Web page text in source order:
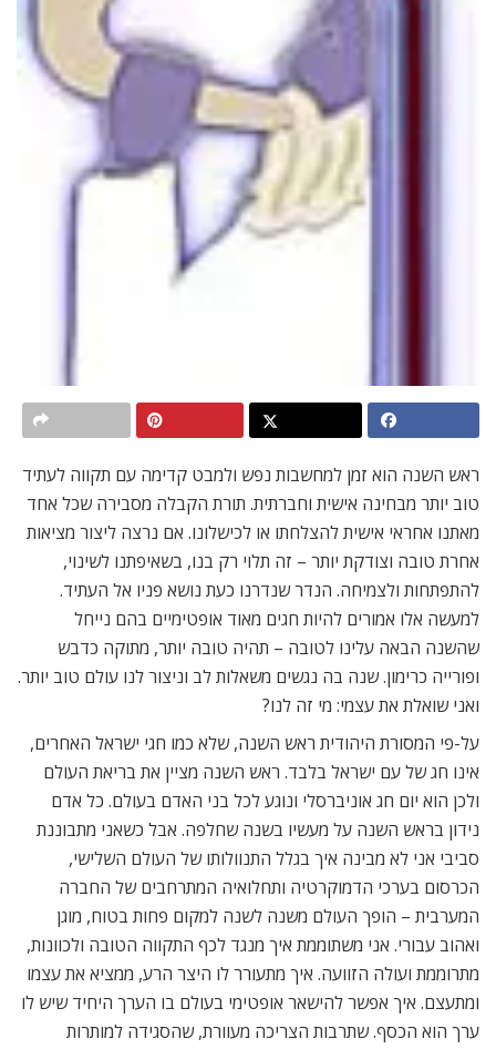
ראש השנה הוא זמן למחשבות נפש ולמבט קדימה עם תקווה לעתיד
טוב יותר מבחינה אישית וחברתית. תורת הקבלה מסבירה שכל אחד
מאתנו אחראי אישית להצלחתו או לכישלונו. אם נרצה ליצור מציאות
אחרת טובה וצודקת יותר – זה תלוי רק בנו, בשאיפתנו לשינוי,
להתפתחות ולצמיחה. הנדר שנדרנו כעת נושא פניו אל העתיד.
למעשה אלו אמורים להיות חגים מאוד אופטימיים בהם נייחל
שהשנה הבאה עלינו לטובה – תהיה טובה יותר, מתוקה כדבש
ופורייה כרימון. שנה בה נגשים משאלות לב וניצור לנו עולם טוב יותר.
ואני שואלת את עצמי: מי זה לנו?
על-פי המסורת היהודית ראש השנה, שלא כמו חגי ישראל האחרים,
אינו חג של עם ישראל בלבד. ראש השנה מציין את בריאת העולם
ולכן הוא יום חג אוניברסלי ונוגע לכל בני האדם בעולם. כל אדם
נידון בראש השנה על מעשיו בשנה שחלפה. אבל כשאני מתבוננת
סביבי אני לא מבינה איך בגלל התנוולותו של העולם השלישי,
הכרסום בערכי הדמוקרטיה ותחלואיה המתרחבים של החברה
המערבית – הופך העולם משנה לשנה למקום פחות בטוח, מוגן
ואהוב עבורי. אני משתוממת איך מנגד לכף התקווה הטובה ולכוונות,
מתרוממת ועולה הזוועה. איך מתעורר לו היצר הרע, ממציא את עצמו
ומתעצם. איך אפשר להישאר אופטימי בעולם בו הערך היחיד שיש לו
ערך הוא הכסף. שתרבות הצריכה מעוורת, שהסגידה למותרות